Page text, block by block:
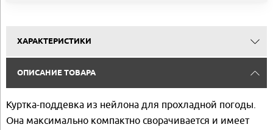
ХАРАКТЕРИСТИКИ
ОПИСАНИЕ ТОВАРА
Куртка-поддевка из нейлона для прохладной погоды.
Она максимально компактно сворачивается и имеет